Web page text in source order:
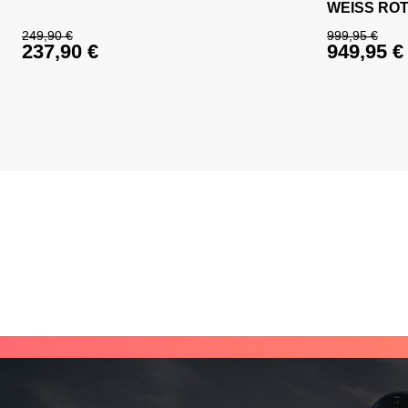
249,90€
Ursprünglicher Preis war: 249,90 €
237,90 €
WEISS ROT
999,95€
949,95 €